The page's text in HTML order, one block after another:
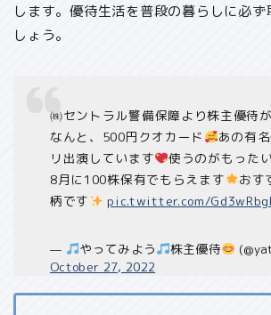
します。優待生活を普段の暮らしに必
しょう。
㈱セントラル警備保障より株主優待
なんと、500円クオカード
あの有
リ出演しています
使うのがもった
8月に100株保有でもらえます
おす
柄です
pic.twitter.com/
— やってみよう 株主優待
October 27, 2022